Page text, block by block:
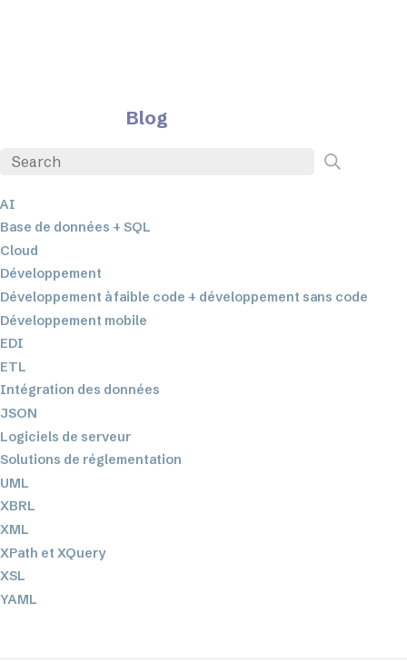
Blog
AI
Base de données + SQL
Cloud
Développement
Développement à faible code + développement sans code
Développement mobile
EDI
ETL
Intégration des données
JSON
Logiciels de serveur
Solutions de réglementation
UML
XBRL
XML
XPath et XQuery
XSL
YAML